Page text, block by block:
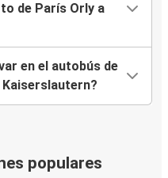
de París Orly a
en el autobús de
populares